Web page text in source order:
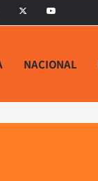
NACIONAL